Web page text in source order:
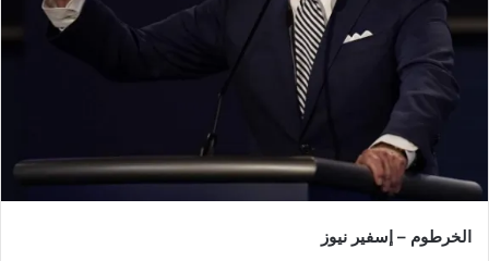
الخرطوم – إسفير نيوز